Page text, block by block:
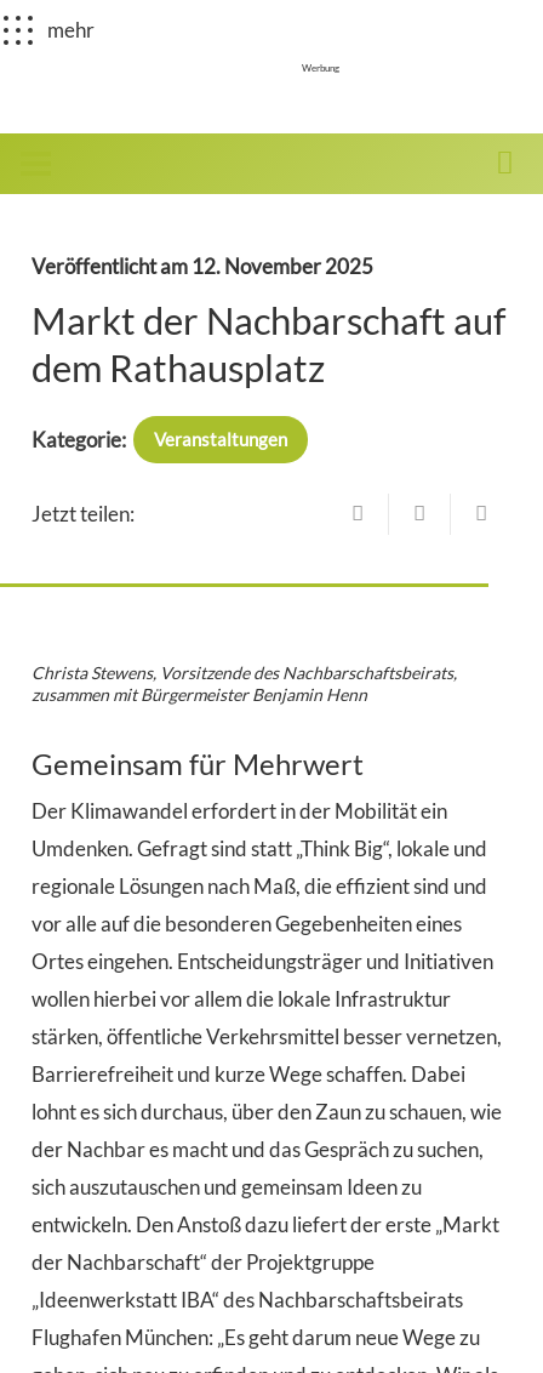
mehr
Werbung
Veröffentlicht am 12. November 2025
Markt der Nachbarschaft auf
dem Rathausplatz
Kategorie: Veranstaltungen
Jetzt teilen:
Christa Stewens, Vorsitzende des Nachbarschaftsbeirats,
zusammen mit Bürgermeister Benjamin Henn
Gemeinsam für Mehrwert
Der Klimawandel erfordert in der Mobilität ein
Umdenken. Gefragt sind statt „Think Big“, lokale und
regionale Lösungen nach Maß, die effizient sind und
vor alle auf die besonderen Gegebenheiten eines
Ortes eingehen. Entscheidungsträger und Initiativen
wollen hierbei vor allem die lokale Infrastruktur
stärken, öffentliche Verkehrsmittel besser vernetzen,
Barrierefreiheit und kurze Wege schaffen. Dabei
lohnt es sich durchaus, über den Zaun zu schauen, wie
der Nachbar es macht und das Gespräch zu suchen,
sich auszutauschen und gemeinsam Ideen zu
entwickeln. Den Anstoß dazu liefert der erste „Markt
der Nachbarschaft“ der Projektgruppe
„Ideenwerkstatt IBA“ des Nachbarschaftsbeirats
Flughafen München: „Es geht darum neue Wege zu